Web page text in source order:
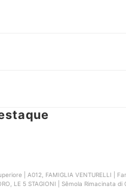
| A012, FAMIGLIA VENTURELLI |
LE 5 STAGIONI | Sêmola Rimacinata